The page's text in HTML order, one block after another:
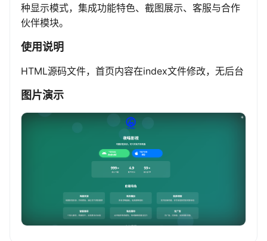
种显示模式，集成功能特色、截图展示、客服与合作
伙伴模块。
使用说明
HTML源码文件，首页内容在index文件修改，无后台
图片演示